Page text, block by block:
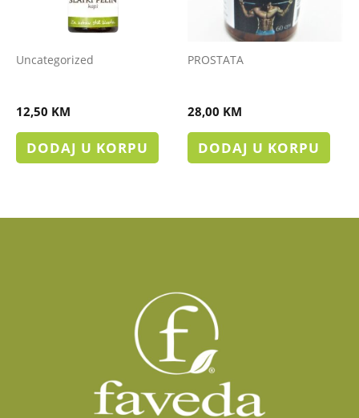
Uncategorized
12,50 KM
DODAJ U KORPU
PROSTATA
28,00 KM
DODAJ U KORPU